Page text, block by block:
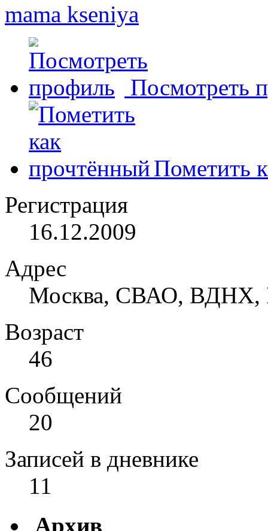
mama kseniya
Посмотреть
Пометить
Регистрация
16.12.2009
Адрес
Москва, СВАО, ВДНХ,
Возраст
46
Сообщений
20
Записей в дневнике
11
Архив